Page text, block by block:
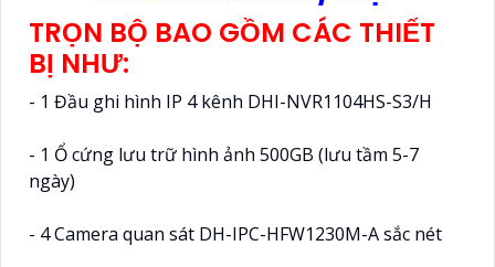
TRỌN BỘ BAO GỒM CÁC THIẾT
BỊ NHƯ:
- 1 Đầu ghi hình IP 4 kênh DHI-NVR1104HS-S3/H
- 1 Ổ cứng lưu trữ hình ảnh 500GB (lưu tầm 5-7
ngày)
- 4 Camera quan sát DH-IPC-HFW1230M-A sắc nét